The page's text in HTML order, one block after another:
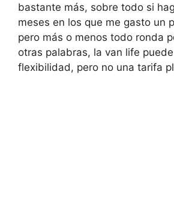
bastante más, sobre todo si
meses en los que me gasto un
pero más o menos todo ronda
otras palabras, la van life
flexibilidad, pero no una tarifa